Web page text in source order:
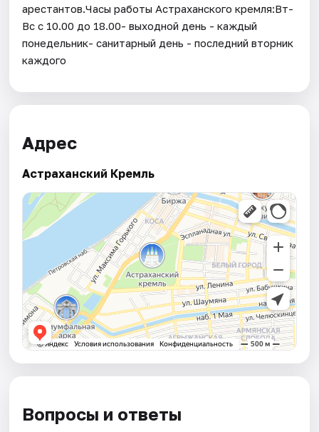
арестантов.Часы работы Астраханского кремля:Вт-
Вс с 10.00 до 18.00- выходной день - каждый
понедельник- санитарный день - последний вторник
каждого
Адрес
Астраханский Кремль
Вопросы и ответы